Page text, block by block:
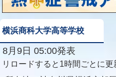
横浜商科大学高等学校
8月9日 05:00発表
リロードすると1時間ごとに更